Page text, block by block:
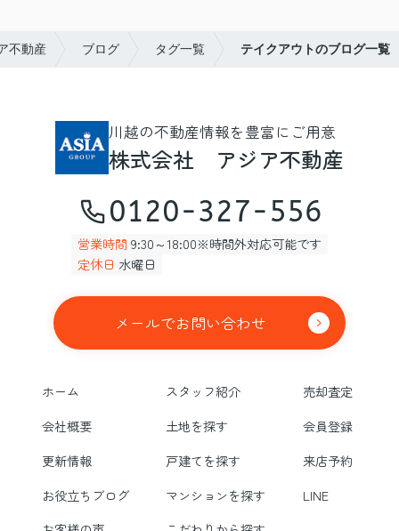
不動産 ブログ タグ一覧 テイクアウトのブログ一覧
川越の不動産情報を豊富にご用意
株式会社 アジア不動産
0120-327-556
営業時間 9:30～18:00※時間外対応可能です
定休日 水曜日
メールでお問い合わせ
ホーム スタッフ紹介
売却査定
会社概要
土地を探す
会員登録
更新情報
戸建てを探す
来店予約
お役立ちブログ
マンションを探す
LINE